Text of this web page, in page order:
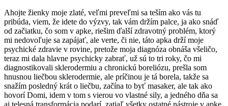
Ahojte žienky moje zlaté, veľmi preveľmi sa teším ako vás tu
pribúda, viem, že idete do výzvy, tak vám držím palce, ja ako snáď
od začiatku, čo som v apke, riešim ďalší zdravotný problém, ktorý
mi nedovoľuje sa zapájať, ale verte, či nie, táto apka drží moje
psychické zdravie v rovine, pretože moja diagnóza obnáša všeličo,
teraz mi dala hlavne psychicky zabrať, už sú to tri roky, čo mi
diagnostikovali sklerodermiu a chronickú boreliózu, prešla som
hnusnou liečbou sklerodermie, ale príčinou je tá borela, takže sa
snažím posledný krát o liečbu, začína to byť masaker, ale tak ako
hovorí Domi, idem v tom s vierou vo vlastné sily, a jedného dňa sa
aj telesná transformácia podarí, zatiaľ všetky ostatné nástroje v apke